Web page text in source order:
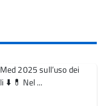
2025 sull’uso dei
⬇️ 💊 Nel ...